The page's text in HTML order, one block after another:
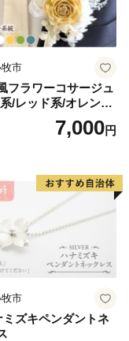
市
フラワーコサージュ
/レッド系/オレンジ
ト系/イエロー系/グ
/ブルー系）7,000円
市
ミズキペンダントネ